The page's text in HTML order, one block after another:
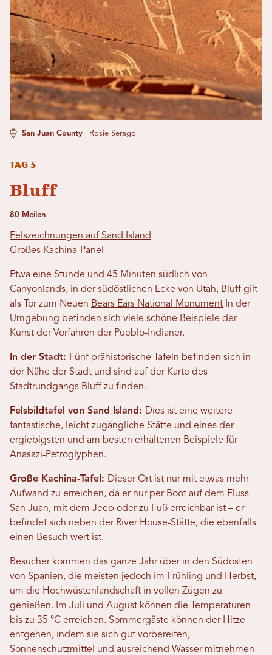
San Juan County Rosie Serago
Tag 5
Bluff
80 Meilen
Felszeichnungen auf Sand Island
Großes Kachina-Panel
Etwa eine Stunde und 45 Minuten südlich von
Canyonlands, in der südöstlichen Ecke von Utah, Bluff gilt
als Tor zum Neuen Bears Ears National Monument In der
Umgebung befinden sich viele schöne Beispiele der
Kunst der Vorfahren der Pueblo-Indianer.
In der Stadt: Fünf prähistorische Tafeln befinden sich in
der Nähe der Stadt und sind auf der Karte des
Stadtrundgangs Bluff zu finden.
Felsbildtafel von Sand Island: Dies ist eine weitere
fantastische, leicht zugängliche Stätte und eines der
ergiebigsten und am besten erhaltenen Beispiele für
Anasazi-Petroglyphen.
Große Kachina-Tafel: Dieser Ort ist nur mit etwas mehr
Aufwand zu erreichen, da er nur per Boot auf dem Fluss
San Juan, mit dem Jeep oder zu Fuß erreichbar ist – er
befindet sich neben der River House-Stätte, die ebenfalls
einen Besuch wert ist.
Besucher kommen das ganze Jahr über in den Südosten
von Spanien, die meisten jedoch im Frühling und Herbst,
um die Hochwüstenlandschaft in vollen Zügen zu
genießen. Im Juli und August können die Temperaturen
bis zu 35 °C erreichen. Sommergäste können der Hitze
entgehen, indem sie sich gut vorbereiten,
Sonnenschutzmittel und ausreichend Wasser mitnehmen